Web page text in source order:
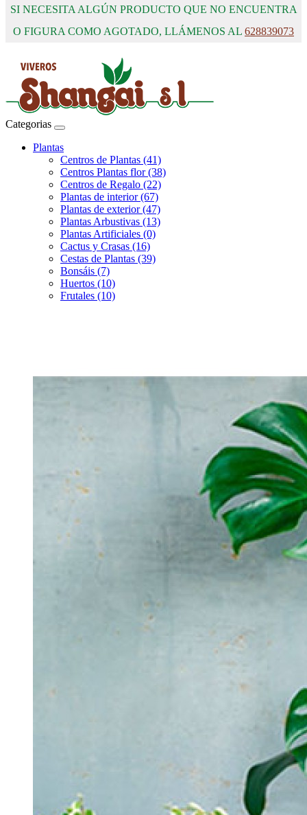
SI NECESITA ALGÚN PRODUCTO QUE NO ENCUENTRA
O FIGURA COMO AGOTADO, LLÁMENOS AL 628839073
Categorias
Plantas
Centros de Plantas (41)
Centros Plantas flor (38)
Centros de Regalo (22)
Plantas de interior (67)
Plantas de exterior (47)
Plantas Arbustivas (13)
Plantas Artificiales (0)
Cactus y Crasas (16)
Cestas de Plantas (39)
Bonsáis (7)
Huertos (10)
Frutales (10)